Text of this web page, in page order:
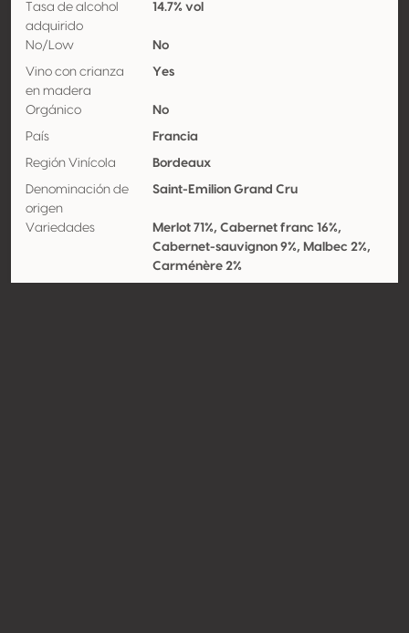
Tasa de alcohol
adquirido
14.7% vol
No/Low No
Vino con crianza
en madera
Yes
Orgánico No
País Francia
Región Vinícola Bordeaux
Denominación de
origen
Saint-Emilion Grand Cru
Variedades
Merlot 71%, Cabernet franc 16%,
Cabernet-sauvignon 9%, Malbec 2%,
Carménère 2%